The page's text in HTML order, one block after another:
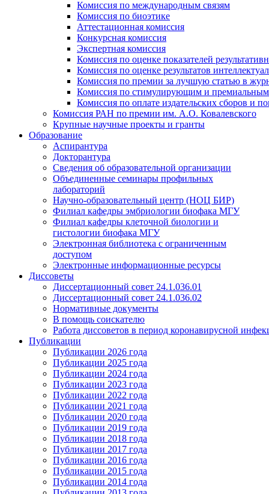
Комиссия по международным связям
Комиссия по биоэтике
Аттестационная комиссия
Конкурсная комиссия
Экспертная комиссия
Комиссия по оценке показателей
Комиссия по оценке результатов
Комиссия по премии за лучшую статью в
Комиссия по стимулирующим и
Комиссия по оплате издательских сборов и
Комиссия РАН по премии им. А.О. Ковалевского
Крупные научные проекты и гранты
Образование
Аспирантура
Докторантура
Сведения об образовательной организации
Объединенные семинары профильных
лабораторий
Научно-образовательный центр (НОЦ БИР)
Филиал кафедры эмбриологии биофака МГУ
Филиал кафедры клеточной биологии и
гистологии биофака МГУ
Электронная библиотека с ограниченным
доступом
Электронные информационные ресурсы
Диссоветы
Диссертационный совет 24.1.036.01
Диссертационный совет 24.1.036.02
Нормативные документы
В помощь соискателю
Работа диссоветов в период коронавирусной
Публикации
Публикации 2026 года
Публикации 2025 года
Публикации 2024 года
Публикации 2023 года
Публикации 2022 года
Публикации 2021 года
Публикации 2020 года
Публикации 2019 года
Публикации 2018 года
Публикации 2017 года
Публикации 2016 года
Публикации 2015 года
Публикации 2014 года